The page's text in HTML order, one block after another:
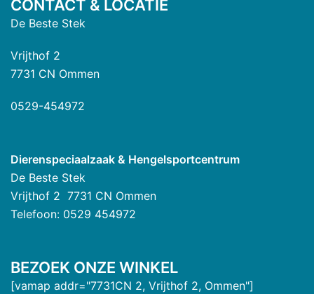
CONTACT & LOCATIE
De Beste Stek
Vrijthof 2
7731 CN Ommen
0529-454972
Dierenspeciaalzaak & Hengelsportcentrum
De Beste Stek
Vrijthof 2 7731 CN Ommen
Telefoon: 0529 454972
BEZOEK ONZE WINKEL
[vamap addr="7731CN 2, Vrijthof 2, Ommen"]